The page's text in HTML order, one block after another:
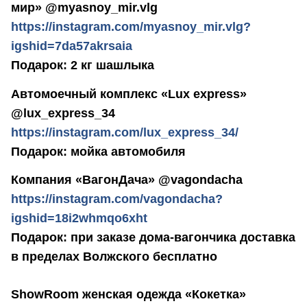
мир» @myasnoy_mir.vlg
https://instagram.com/myasnoy_mir.vlg?
igshid=7da57akrsaia
Подарок: 2 кг шашлыка
Автомоечный комплекс «Lux express»
@lux_express_34
https://instagram.com/lux_express_34/
Подарок: мойка автомобиля
Компания «ВагонДача» @vagondacha
https://instagram.com/vagondacha?
igshid=18i2whmqo6xht
Подарок: при заказе дома-вагончика доставка
в пределах Волжского бесплатно
ShowRoom женская одежда «Кокетка»